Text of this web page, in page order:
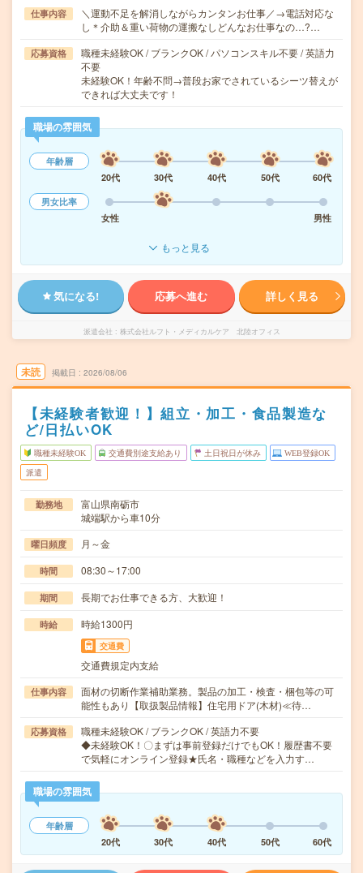
仕事内容
＼運動不足を解消しながらカンタンお仕事／→電話対応な
し＊介助＆重い荷物の運搬なしどんなお仕事なの…?…
応募資格
職種未経験OK / ブランクOK / パソコンスキル不要 / 英語力
不要
未経験OK！年齢不問→普段お家でされているシーツ替えが
できれば大丈夫です！
職場の雰囲気
年齢層
20代
30代 40代 50代
60代
男女比率
女性
男性
もっと見る
気になる! 応募へ進む 詳しく見る
派遣会社 株式会社ルフト・メディカルケア 北陸オフィス
未読 掲載日 2026/08/06
【未経験者歓迎！】組立・加工・食品製造な
ど/日払いOK
職種未経験OK 交通費別途支給あり 土日祝日が休み WEB登録OK
派遣
勤務地
富山県南砺市
城端駅から車10分
曜日頻度 月～金
時間 08:30～17:00
期間 長期でお仕事できる方、大歓迎！
時給 時給1300円
交通費
交通費規定内支給
仕事内容
面材の切断作業補助業務。製品の加工・検査・梱包等の可
能性もあり【取扱製品情報】住宅用ドア(木材)≪待…
応募資格
職種未経験OK / ブランクOK / 英語力不要
◆未経験OK！〇まずは事前登録だけでもOK！履歴書不要
で気軽にオンライン登録★氏名・職種などを入力す…
職場の雰囲気
年齢層
20代
30代 40代 50代 60代